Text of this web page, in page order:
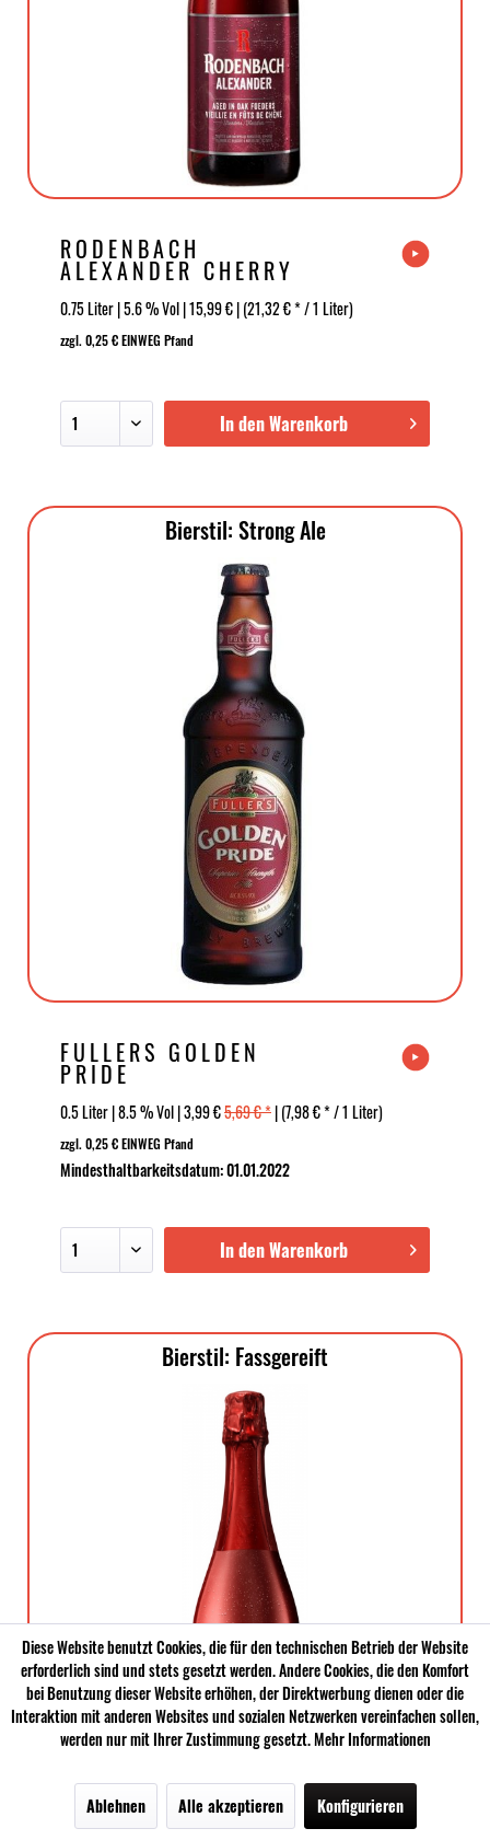
RODENBACH
ALEXANDER CHERRY
0.75 Liter | 5.6 % Vol | 15,99 € | (21,32 € * / 1 Liter)
zzgl. 0,25 € EINWEG Pfand
In den Warenkorb
Bierstil: Strong Ale
FULLERS GOLDEN
PRIDE
0.5 Liter | 8.5 % Vol | 3,99 €5,69 € *| (7,98 € * / 1 Liter)
zzgl. 0,25 € EINWEG Pfand
Mindesthaltbarkeitsdatum: 01.01.2022
In den Warenkorb
Bierstil: Fassgereift
Sale Newsletter
Diese Website benutzt Cookies, die für den technischen Betrieb der Website
erforderlich sind und stets gesetzt werden. Andere Cookies, die den Komfort
bei Benutzung dieser Website erhöhen, der Direktwerbung dienen oder die
Interaktion mit anderen Websites und sozialen Netzwerken vereinfachen sollen,
werden nur mit Ihrer Zustimmung gesetzt.Mehr Informationen
Ablehnen Alle akzeptieren Konfigurieren